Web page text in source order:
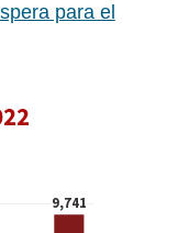
para el